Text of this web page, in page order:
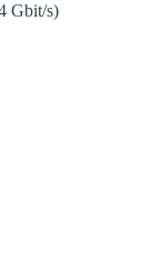
Gbit/s)